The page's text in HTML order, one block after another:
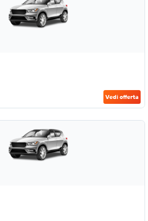
Vedi offerta